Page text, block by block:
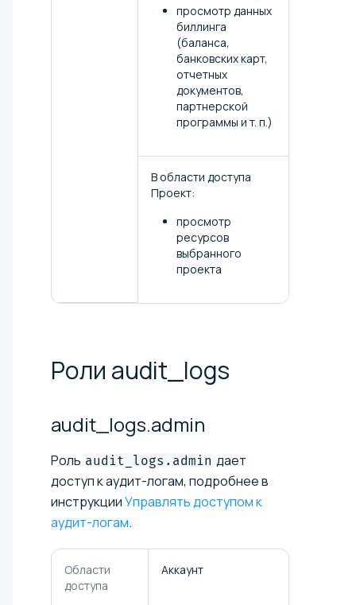
просмотр данных
биллинга
(баланса,
банковских карт,
отчетных
документов,
партнерской
программы и т. п.)
В области доступа
Проект:
просмотр
ресурсов
выбранного
проекта
Роли audit_logs
audit_logs.admin
Роль audit_logs.admin дает
доступ к аудит-логам, подробнее в
инструкцииУправлять доступом к
аудит-логам.
Области
доступа
Аккаунт